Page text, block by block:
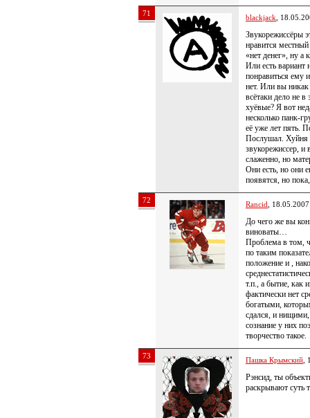
71 blackjack ,
Звукорежиссёры
нравится
«нет денег», ну а
Или есть вариант
понравиться ему
нет. Или вы
всётаки дело не
хуёвые? Я вот
несколько панк-
её уже лет пять.
Послушал. Хуйня
звукорежиссер, и
слаженно, но
Они есть, но они
появятся, но
72 Rancid ,
До чего же вы
виноваты…
Проблема в том,
по таким
положение и ,
т.п., а бытие, как
фактически нет
богатыми,
сдался, и
сознание у них
творчество такое.
73 Пашка Крымский
Рэнсид, ты
раскрывают суть